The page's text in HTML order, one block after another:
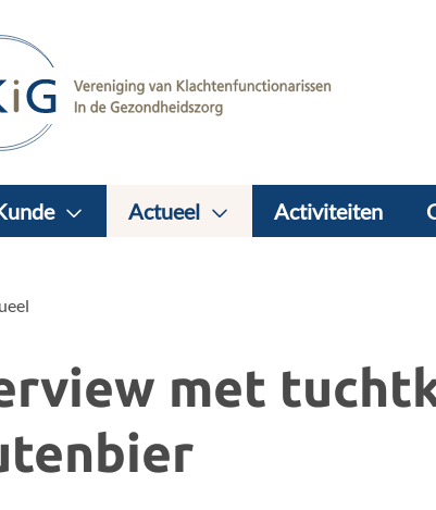
Actueel Activiteiten
met